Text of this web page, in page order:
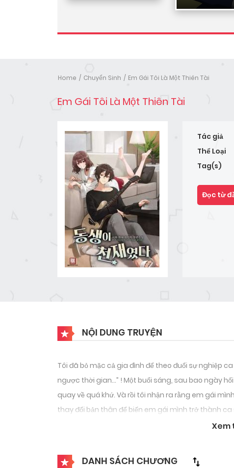
Home Chuyển Sinh Em Gái Tôi Là Một Thiên Tài
Em Gái Tôi Là Một Thiên Tài
Tác giả
Thể Loại
Tag(s)
Đọc từ
NỘI DUNG TRUYỆN
Tôi đã bỏ mặc cả gia đình để theo đuổi sự nghiệp
ngược thời gian…” ! Một buổi sáng, sau bao ngày
quay về quá khứ. Và rồi tôi nhận ra rằng em gái
thay đổi bản thân để biến em gái mình trở thành ca
Xem
DANH SÁCH CHƯƠNG